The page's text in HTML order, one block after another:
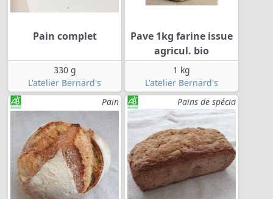
Pain complet
330 g
L'atelier Bernard's
Pave 1kg farine issue
agricul. bio
1 kg
L'atelier Bernard's
Pain
Pains de spécia